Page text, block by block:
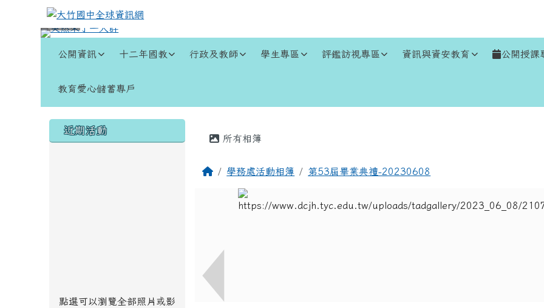
跳至主內容區
大竹國中全球資訊網
公開資訊 十二年國教 行政及教師 學生專區 評鑑訪視專區 資訊與資安教育 公開授課
教育愛心儲蓄專戶
左邊區域內容
近期活動
點選可以瀏覽全部照片或影
主內容區域
所有相簿
回首頁學務處活動相簿 第53屆畢業典禮-20230608
頁尾區域